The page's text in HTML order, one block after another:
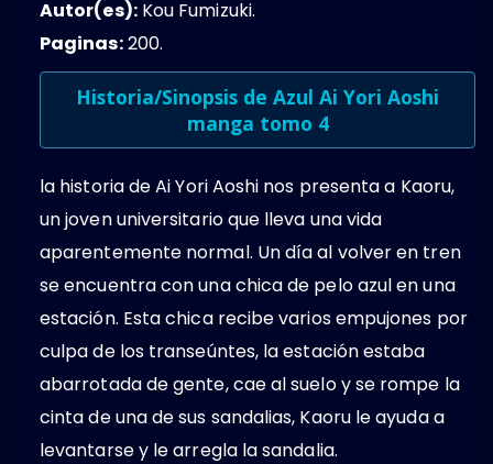
Autor(es):Kou Fumizuki.
Paginas:200.
Historia/Sinopsis de Azul Ai Yori Aoshi
manga tomo 4
la historia de Ai Yori Aoshi nos presenta a Kaoru,
un joven universitario que lleva una vida
aparentemente normal. Un día al volver en tren
se encuentra con una chica de pelo azul en una
estación. Esta chica recibe varios empujones por
culpa de los transeúntes, la estación estaba
abarrotada de gente, cae al suelo y se rompe la
cinta de una de sus sandalias, Kaoru le ayuda a
levantarse y le arregla la sandalia.